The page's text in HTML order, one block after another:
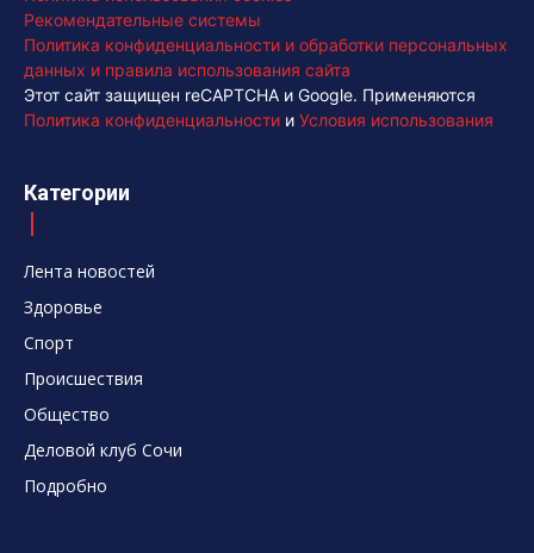
Рекомендательные системы
Политика конфиденциальности и обработки персональных
данных и правила использования сайта
Этот сайт защищен reCAPTCHA и Google. Применяются
Политика конфиденциальности и Условия использования
Категории
Лента новостей
Здоровье
Спорт
Происшествия
Общество
Деловой клуб Сочи
Подробно